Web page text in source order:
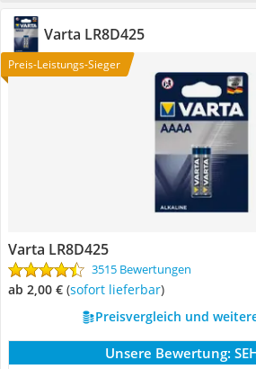
Varta LR8D425
Preis-Leistungs-Sieger
Varta LR8D425
3515 Bewertungen
ab 2,00 € ( Sofort lieferbar)
Preisvergleich und
Unsere Bewertung: